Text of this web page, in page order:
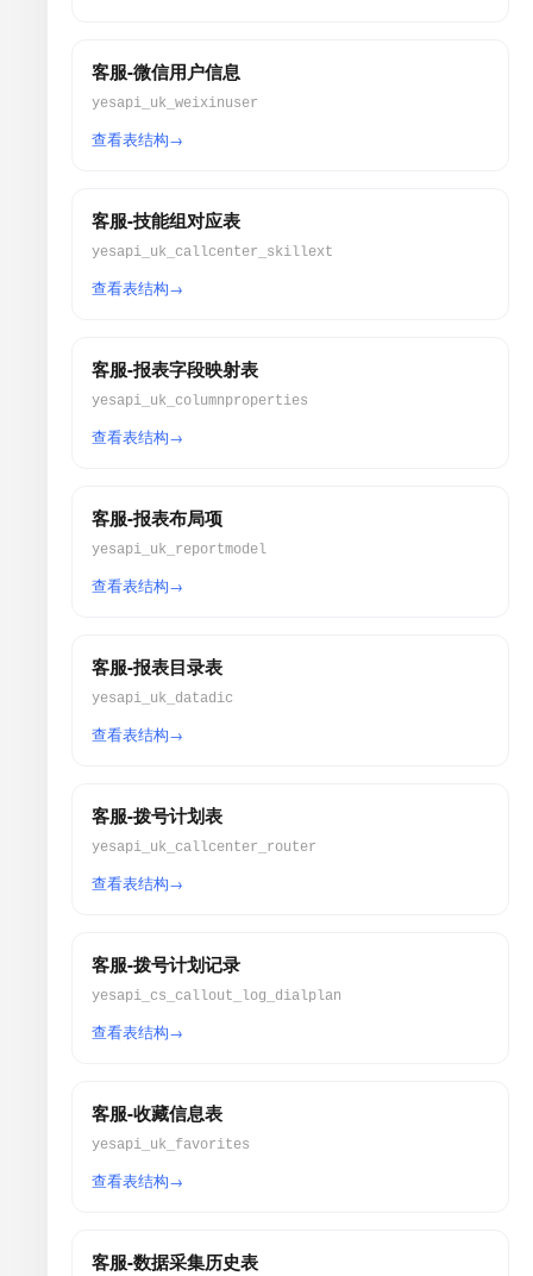
客服-微信用户信息
yesapi_uk_weixinuser
查看表结构
客服-技能组对应表
yesapi_uk_callcenter_skillext
查看表结构
客服-报表字段映射表
yesapi_uk_columnproperties
查看表结构
客服-报表布局项
yesapi_uk_reportmodel
查看表结构
客服-报表目录表
yesapi_uk_datadic
查看表结构
客服-拨号计划表
yesapi_uk_callcenter_router
查看表结构
客服-拨号计划记录
yesapi_cs_callout_log_dialplan
查看表结构
客服-收藏信息表
yesapi_uk_favorites
查看表结构
客服-数据采集历史表